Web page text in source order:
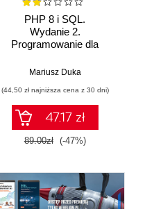
PHP 8 i SQL.
Wydanie 2.
Programowanie dla
50 lekcjach
Mariusz Duka
(44,50 zł najniższa cena z 30 dni)
47.17 zł
89.00zł (-47%)